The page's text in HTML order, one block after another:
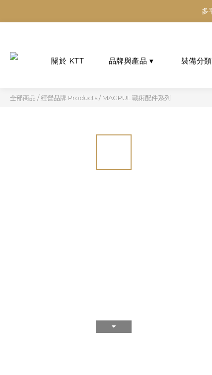
多
多
全部商品 /經營品牌 Products/MAGPUL 戰術配件系列